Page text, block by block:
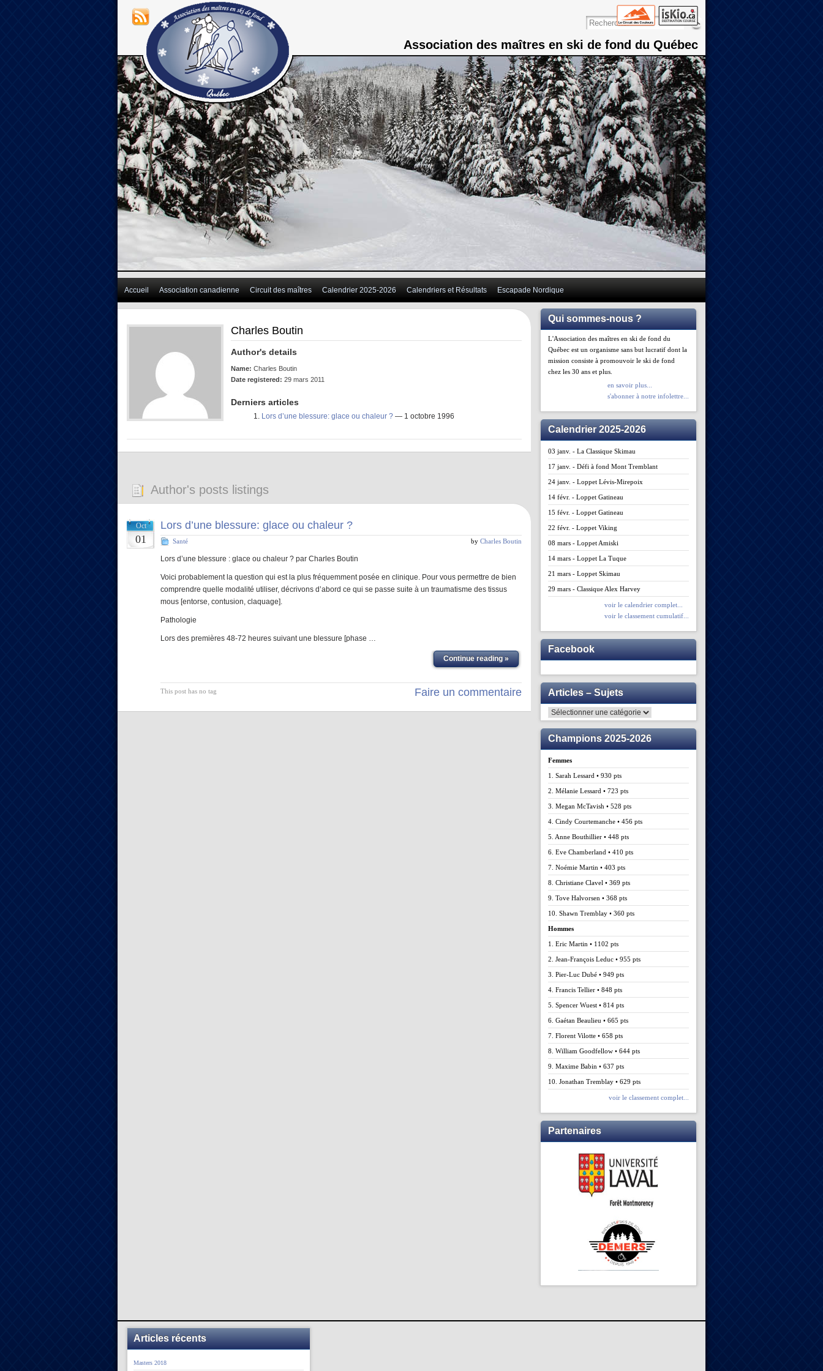
Association des maîtres en ski de fond du Québec
Accueil Association canadienne Circuit des maîtres Calendrier 2025-2026 Calendriers et Résultats Escapade Nordique
Charles Boutin
Author's details
Name: Charles Boutin
Date registered: 29 mars 2011
Derniers articles
Lors d’une blessure: glace ou chaleur ? — 1 octobre 1996
Author's posts listings
Oct
01
Lors d’une blessure: glace ou chaleur ?
Santé by Charles Boutin
Lors d’une blessure : glace ou chaleur ? par Charles Boutin
Voici probablement la question qui est la plus fréquemment posée en clinique. Pour vous permettre de bien
comprendre quelle modalité utiliser, décrivons d’abord ce qui se passe suite à un traumatisme des tissus
mous [entorse, contusion, claquage].
Pathologie
Lors des premières 48-72 heures suivant une blessure [phase …
Continue reading »
This post has no tag Faire un commentaire
Qui sommes-nous ?
L'Association des maîtres en ski de fond du
Québec est un organisme sans but lucratif dont la
mission consiste à promouvoir le ski de fond
chez les 30 ans et plus.
en savoir plus...
s'abonner à notre infolettre...
Calendrier 2025-2026
03 janv. - La Classique Skimau
17 janv. - Défi à fond Mont Tremblant
24 janv. - Loppet Lévis-Mirepoix
14 févr. - Loppet Gatineau
15 févr. - Loppet Gatineau
22 févr. - Loppet Viking
08 mars - Loppet Amiski
14 mars - Loppet La Tuque
21 mars - Loppet Skimau
29 mars - Classique Alex Harvey
voir le calendrier complet...
voir le classement cumulatif...
Facebook
Articles – Sujets
Articles
–
Sujets
Champions 2025-2026
Femmes
1. Sarah Lessard • 930 pts
2. Mélanie Lessard • 723 pts
3. Megan McTavish • 528 pts
4. Cindy Courtemanche • 456 pts
5. Anne Bouthillier • 448 pts
6. Eve Chamberland • 410 pts
7. Noémie Martin • 403 pts
8. Christiane Clavel • 369 pts
9. Tove Halvorsen • 368 pts
10. Shawn Tremblay • 360 pts
Hommes
1. Eric Martin • 1102 pts
2. Jean-François Leduc • 955 pts
3. Pier-Luc Dubé • 949 pts
4. Francis Tellier • 848 pts
5. Spencer Wuest • 814 pts
6. Gaétan Beaulieu • 665 pts
7. Florent Vilotte • 658 pts
8. William Goodfellow • 644 pts
9. Maxime Babin • 637 pts
10. Jonathan Tremblay • 629 pts
voir le classement complet...
Partenaires
Articles récents
Masters 2018